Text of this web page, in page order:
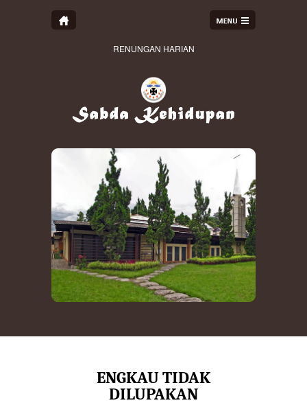
RENUNGAN HARIAN
ENGKAU TIDAK
DILUPAKAN